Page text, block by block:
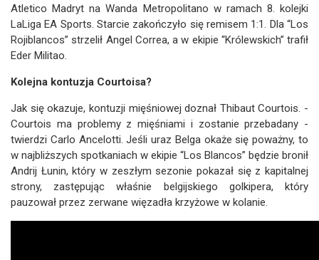
Atletico Madryt na Wanda Metropolitano w ramach 8. kolejki
LaLiga EA Sports. Starcie zakończyło się remisem 1:1. Dla “Los
Rojiblancos” strzelił Angel Correa, a w ekipie “Królewskich” trafił
Eder Militao.
Kolejna kontuzja Courtoisa?
Jak się okazuje, kontuzji mięśniowej doznał Thibaut Courtois. -
Courtois ma problemy z mięśniami i zostanie przebadany -
twierdzi Carlo Ancelotti. Jeśli uraz Belga okaże się poważny, to
w najbliższych spotkaniach w ekipie “Los Blancos” będzie bronił
Andrij Łunin, który w zeszłym sezonie pokazał się z kapitalnej
strony, zastępując właśnie belgijskiego golkipera, który
pauzował przez zerwane więzadła krzyżowe w kolanie.